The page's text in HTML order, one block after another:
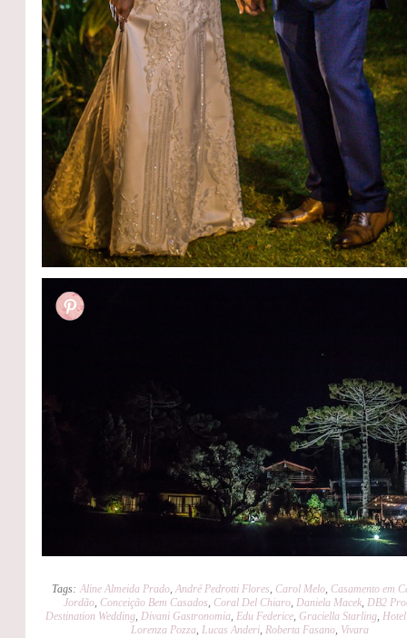
Tags: Aline Almeida Prado,André Pedrotti Flores, Carol Melo, Casamento em
Jordão, Conceição Bem Casados, Coral Del Chiaro,Daniela Macek,DB2
Destination Wedding,Divani Gastronomia,Edu Federice, Graciella Starling,
Lorenza Pozza, Lucas Anderi, Roberta Fasano, Vivara